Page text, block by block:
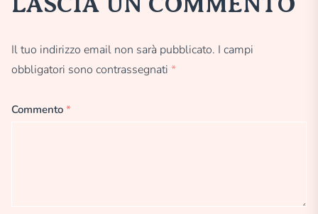
Il tuo indirizzo email non sarà pubblicato. I campi
obbligatori sono contrassegnati *
Commento *